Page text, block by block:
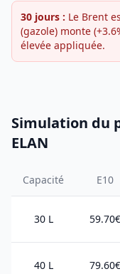
30 jours : Le Brent
(gazole) monte
élevée appliquée.
Simulation du
ELAN
Capacité E10
30 L 59.70€
40 L 79.60€